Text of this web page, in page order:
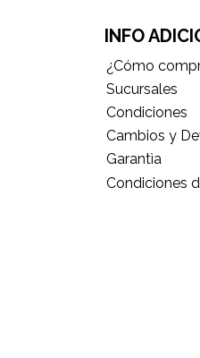
INFO
¿Cómo
Sucursales
Condiciones
Cambios y
Garantìa
Condiciones